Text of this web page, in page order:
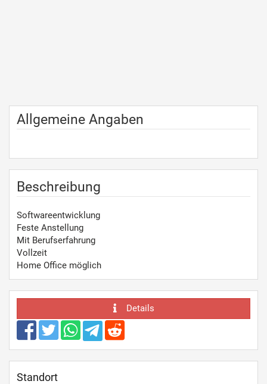
Allgemeine Angaben
Beschreibung
Softwareentwicklung
Feste Anstellung
Mit Berufserfahrung
Vollzeit
Home Office möglich
Details
Standort